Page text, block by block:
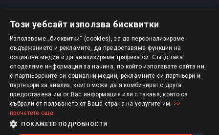
БЮЛЕТИН
АБОНИРАНЕ
Авторско право © 2025 HERMESBOOKS.BG
1 EUR = 1.95583 BGN
Този уебсайт използва бисквитки
Използваме „бисквитки“ (cookies), за да персонализираме
съдържанието и рекламите, да предоставяме функции на
социални медии и да анализираме трафика си. Също така
споделяме информация за начина, по който използвате сайта ни,
с партньорските си социални медии, рекламните си партньори и
партньори за анализ, които може да я комбинират с друга
предоставена им от Вас информация или с такава, която са
събрали от ползването от Ваша страна на услугите им. >>
прочетете още
ПОКАЖЕТЕ ПОДРОБНОСТИ